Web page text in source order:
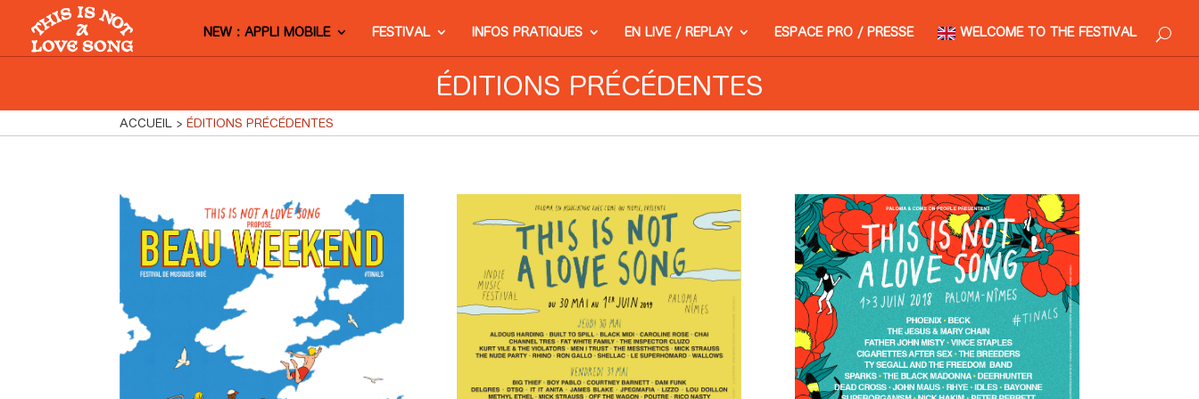
NEW : APPLI MOBILE FESTIVAL INFOS PRATIQUES EN LIVE / REPLAY ESPACE PRO / PRESSE WELCOME TO THE FESTIVAL
ÉDITIONS PRÉCÉDENTES
ACCUEIL ÉDITIONS PRÉCÉDENTES